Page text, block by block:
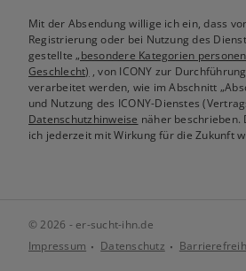
Mit der Absendung willige ich ein, dass
Registrierung oder bei Nutzung des
gestellte„besondere Kategorien
Geschlecht) , von ICONY zur
verarbeitet werden, wie im Abschnitt
und Nutzung des ICONY-Dienstes
Datenschutzhinweise näher beschrieben.
ich jederzeit mit Wirkung für die Zukunft
© 2026 - er-sucht-ihn.de
Impressum
Datenschutz